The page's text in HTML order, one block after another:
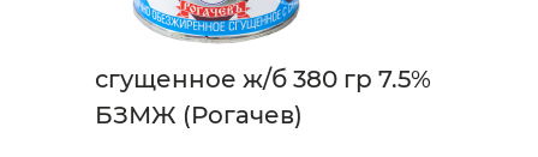
сгущенное ж/б 380 гр 7.5%
БЗМЖ (Рогачев)